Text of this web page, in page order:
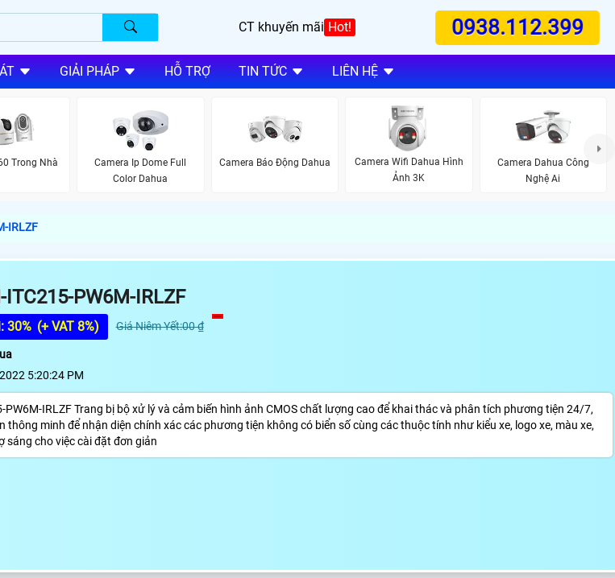
CT khuyến mãi Hot! 0938.112.399
GIẢI PHÁP HỖ TRỢ TIN TỨC LIÊN HỆ
Trong Nhà
Camera Ip Dome Full
Color Dahua
Camera Báo Động Dahua
Camera Wifi Dahua Hình
Ảnh 3K
Camera Dahua Công
Nghệ Ai
IRLZF
ITC215-PW6M-IRLZF
30% (+ VAT 8%) Giá Niêm Yết:00 ₫
5:20:24 PM
PW6M-IRLZF Trang bị bộ xử lý và cảm biến hình ảnh CMOS chất lượng cao để khai thác và phân tích phương tiện 24/7,
thông minh để nhận diện chính xác các phương tiện không có biển số cùng các thuộc tính như kiểu xe, logo xe, màu xe,
sáng cho việc cài đặt đơn giản